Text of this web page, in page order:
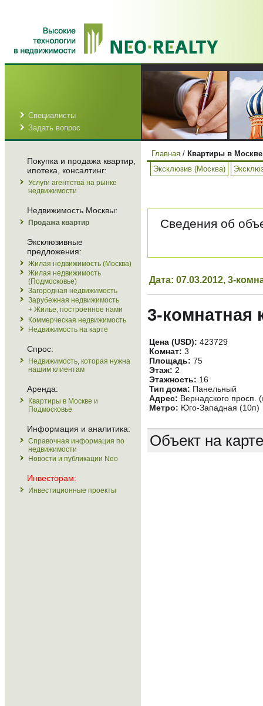
Специалисты
Задать вопрос
Покупка и продажа квартир,
ипотека, консалтинг:
Услуги агентства на рынке
недвижимости
Недвижимость Москвы:
Продажа квартир
Эксклюзивные
предложения:
Жилая недвижимость (Москва)
Жилая недвижимость
(Подмосковье)
Загородная недвижимость
Зарубежная недвижимость
+ Жилье, построенное нами
Коммерческая недвижимость
Недвижимость на карте
Спрос:
Недвижимость, которая нужна
нашим клиентам
Аренда:
Квартиры в Москве и
Подмосковье
Информация и аналитика:
Справочная информация по
недвижимости
Новости и публикации Neo
Инвесторам:
Инвестиционные проекты
Главная / Квартиры в
Эксклюзив (Москва)
Сведения об
Дата: 07.03.2012, 3-
3-комнатная
Цена (USD): 423729
Комнат: 3
Площадь: 75
Этаж: 2
Этажность: 16
Тип дома: Панельный
Адрес: Вернадского просп. (
Метро: Юго-Западная (10п)
Объект на карте